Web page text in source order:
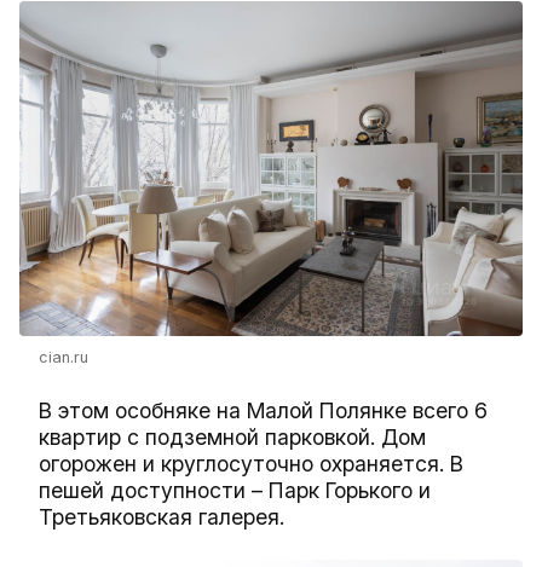
cian.ru
В этом особняке на Малой Полянке всего 6
квартир с подземной парковкой. Дом
огорожен и круглосуточно охраняется. В
пешей доступности – Парк Горького и
Третьяковская галерея.